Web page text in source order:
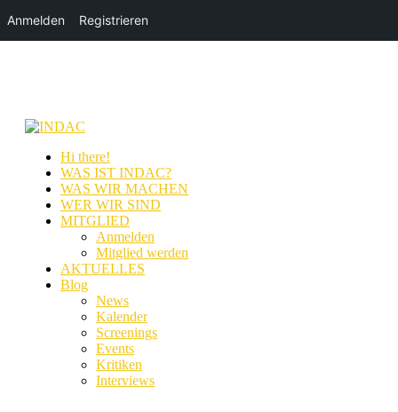
Anmelden Registrieren
Hi there!
WAS IST INDAC?
WAS WIR MACHEN
WER WIR SIND
MITGLIED
Anmelden
Mitglied werden
AKTUELLES
Blog
News
Kalender
Screenings
Events
Kritiken
Interviews